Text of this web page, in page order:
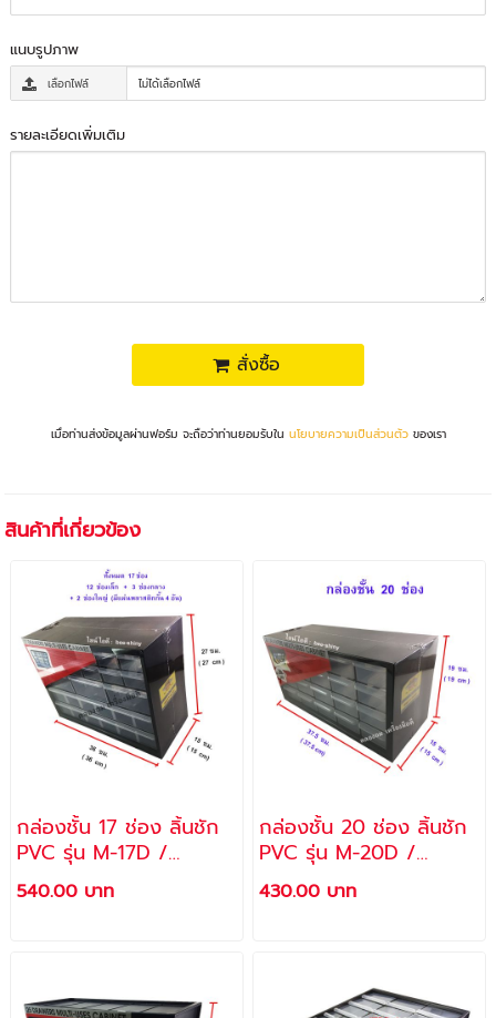
แนบรูปภาพ
เลือกไฟล์ ไม่ได้เลือกไฟล์
รายละเอียดเพิ่มเติม
สั่งซื้อ
เมื่อท่านส่งข้อมูลผ่านฟอร์ม จะถือว่าท่านยอมรับใน นโยบายความเป็นส่วนตัวของเรา
สินค้าที่เกี่ยวข้อง
กล่องชั้น 17 ช่อง ลิ้นชัก
PVC รุ่น M-17D /
ALLWAYS
540.00 บาท
กล่องชั้น 20 ช่อง ลิ้นชัก
PVC รุ่น M-20D /
ALLWAYS
430.00 บาท